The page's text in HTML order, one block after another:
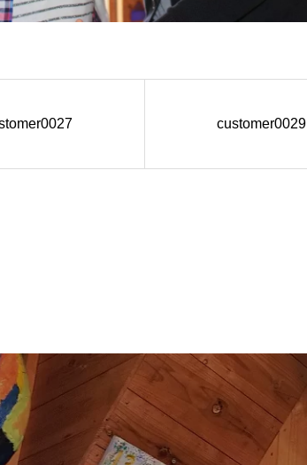
customer0029